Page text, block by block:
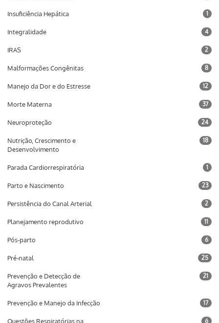
Insuficiência Hepática 1
Integralidade 4
IRAS 2
Malformações Congênitas 8
Manejo da Dor e do Estresse 12
Morte Materna 37
Neuroproteção 24
Nutrição, Crescimento e
Desenvolvimento
18
Parada Cardiorrespiratória 1
Parto e Nascimento 23
Persistência do Canal Arterial 2
Planejamento reprodutivo 11
Pós-parto 6
Pré-natal 25
Prevenção e Detecção de
Agravos Prevalentes
21
Prevenção e Manejo da Infecção 17
Questões Respiratórias na
6